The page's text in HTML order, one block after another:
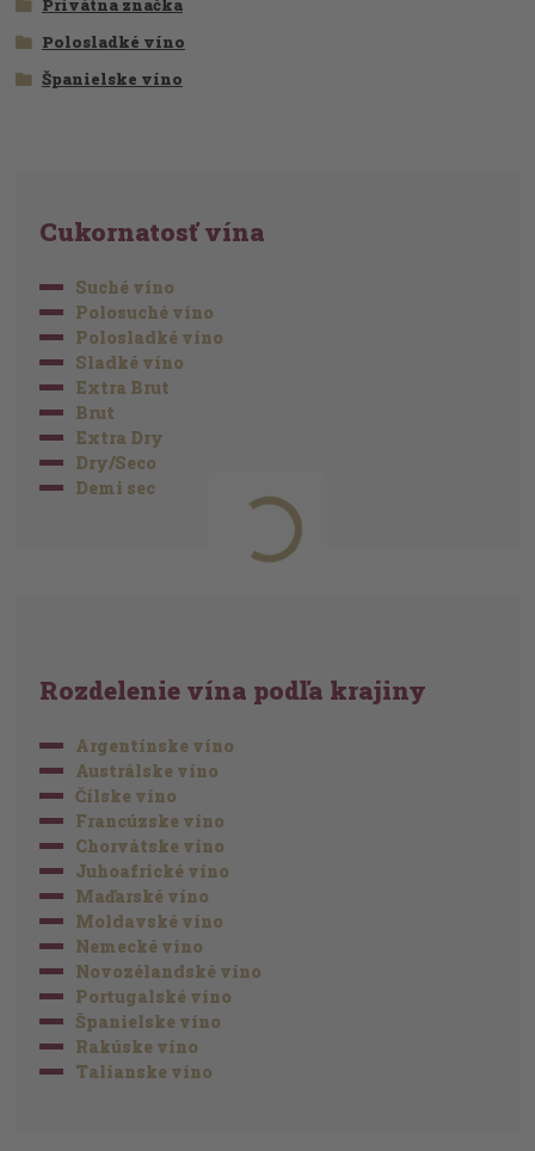
Privátna značka
Polosladké víno
Španielske víno
Cukornatosť vína
Suché víno
Polosuché víno
Polosladké víno
Sladké víno
Extra Brut
Brut
Extra Dry
Dry/Seco
Demi sec
Rozdelenie vína podľa krajiny
Argentínske víno
Austrálske víno
Čílske víno
Francúzske víno
Chorvátske víno
Juhoafrické víno
Maďarské víno
Moldavské víno
Nemecké víno
Novozélandské víno
Portugalské víno
Španielske víno
Rakúske víno
Talianske víno